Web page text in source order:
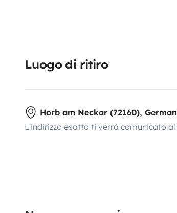
Luogo di ritiro
Horb am Neckar (72160),
L'indirizzo esatto ti verrà comunicato